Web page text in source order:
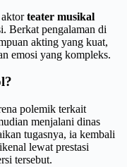
teater musikal
Berkat pengalaman di
akting yang kuat,
emosi yang kompleks.
polemik terkait
menjalani dinas
tugasnya, ia kembali
lewat prestasi
tersebut.